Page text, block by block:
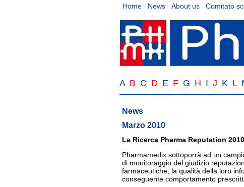
Home News About us Comitato
A B C D E F G H I J K L
News
Marzo 2010
La Ricerca Pharma Reputation 2010
Pharmamedix sottoporrà ad un
di monitoraggio del giudizio
farmaceutiche, la qualità della loro
conseguente comportamento